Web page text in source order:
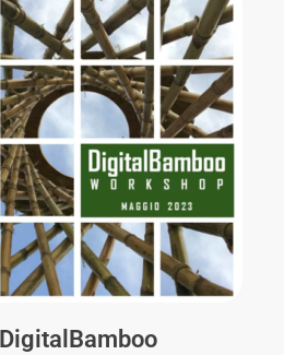
DigitalBamboo